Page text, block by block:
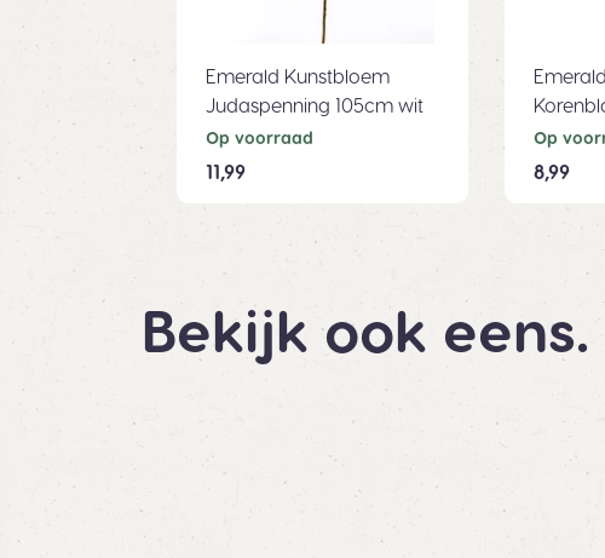
Emerald Kunstbloem
Judaspenning 105cm wit
Op voorraad
11,99
Op
8,99
Bekijk ook eens.